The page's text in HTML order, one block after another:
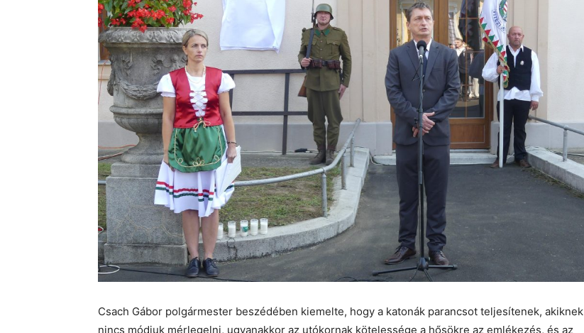
Csach Gábor polgármester beszédében kiemelte, hogy a katonák parancsot teljesítenek, akiknek
nincs módjuk mérlegelni, ugyanakkor az utókornak kötelessége a hősökre az emlékezés, és az